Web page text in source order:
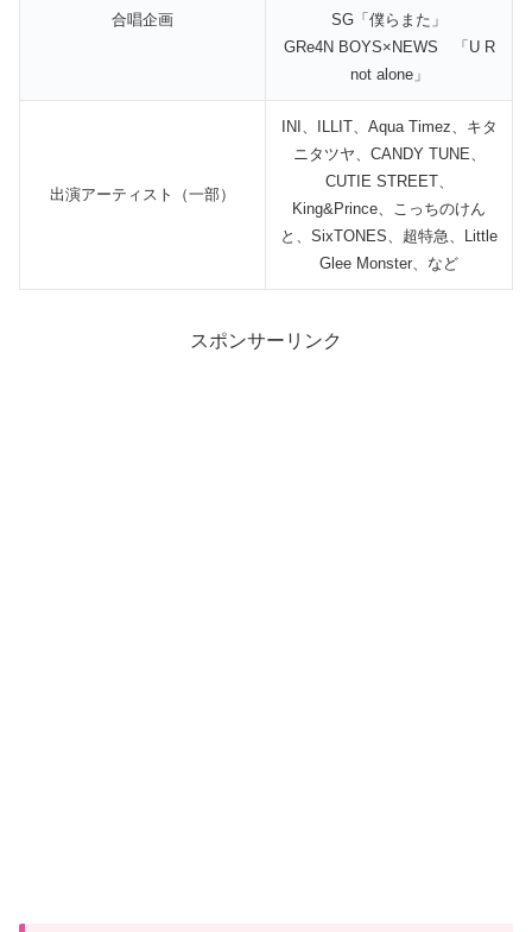
合唱企画
SG「僕らまた」
GRe4N BOYS×NEWS 「U R
not alone」
出演アーティスト（一部）
INI、ILLIT、Aqua Timez、キタ
ニタツヤ、CANDY TUNE、
CUTIE STREET、
King&Prince、こっちのけん
と、SixTONES、超特急、Little
Glee Monster、など
スポンサーリンク